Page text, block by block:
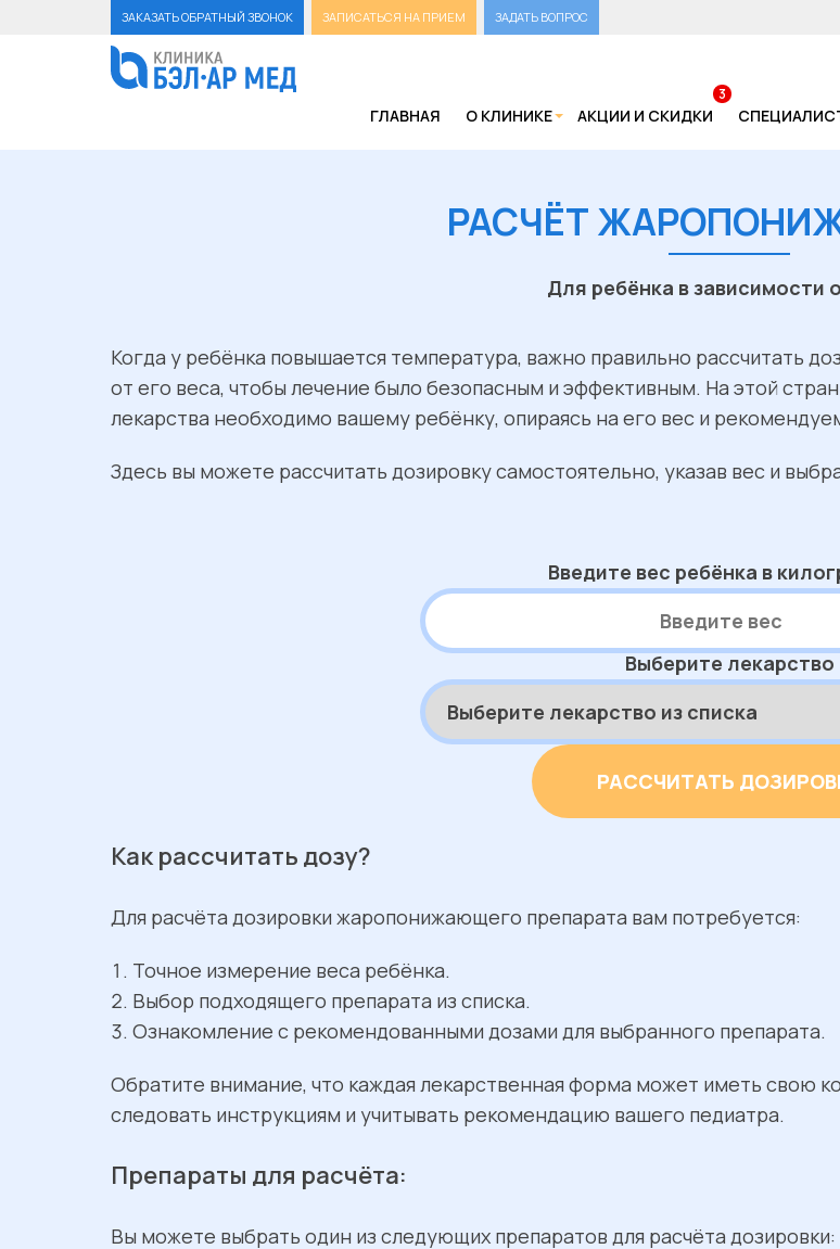
ЗАКАЗАТЬ ОБРАТНЫЙ ЗВОНОК ЗАПИСАТЬСЯ НА ПРИЕМ ЗАДАТЬ ВОПРОС
ГЛАВНАЯ О КЛИНИКЕ АКЦИИ И СКИДКИ
3
РАСЧЁТ
Для ребёнка в зависимости
Когда у ребёнка повышается температура, важно правильно рассчитать
от его веса, чтобы лечение было безопасным и эффективным. На этой
лекарства необходимо вашему ребёнку, опираясь на его вес и
Здесь вы можете рассчитать дозировку самостоятельно, указав вес и
Введите вес ребёнка в
Выберите лекарство
РАССЧИТАТЬ
Как рассчитать дозу?
Для расчёта дозировки жаропонижающего препарата вам потребуется:
Точное измерение веса ребёнка.
Выбор подходящего препарата из списка.
Ознакомление с рекомендованными дозами для выбранного препарата.
Обратите внимание, что каждая лекарственная форма может иметь свою
следовать инструкциям и учитывать рекомендацию вашего педиатра.
Препараты для расчёта:
Вы можете выбрать один из следующих препаратов для расчёта дозировки: